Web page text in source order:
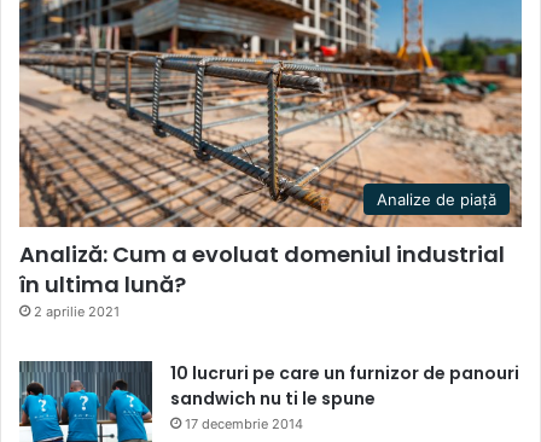
Analize de piață
Analiză: Cum a evoluat domeniul industrial
în ultima lună?
2 aprilie 2021
10 lucruri pe care un furnizor de panouri
sandwich nu ti le spune
17 decembrie 2014